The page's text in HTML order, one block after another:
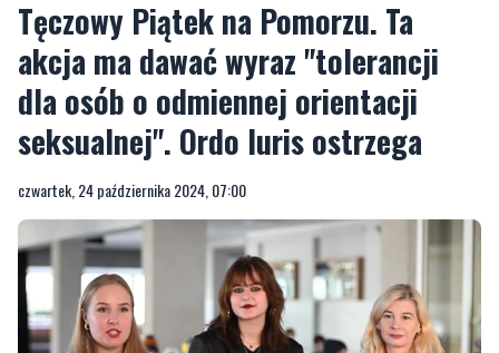
dla osób o odmiennej orientacji
seksualnej". Ordo Iuris ostrzega
czwartek, 24 października 2024, 07:00